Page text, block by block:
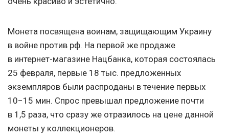
Монета посвящена воинам, защищающим Украину
в войне против рф. На первой же продаже
в интернет-магазине Нацбанка, которая состоялась
25 февраля, первые 18 тыс. предложенных
экземпляров были распроданы в течение первых
10−15 мин. Спрос превышал предложение почти
в 1,5 раза, что сразу же отразилось на цене данной
монеты у коллекционеров.